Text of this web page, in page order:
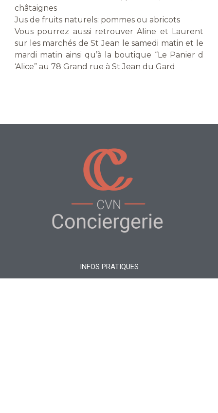
châtaignes
Jus de fruits naturels: pommes ou abricots
Vous pourrez aussi retrouver Aline et Laurent
sur les marchés de St Jean le samedi matin et le
mardi matin ainsi qu’à la boutique “Le Panier d
‘Alice” au 78 Grand rue à St Jean du Gard
INFOS PRATIQUES